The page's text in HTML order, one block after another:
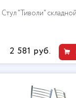
Стул "Тиволи" складной
2 581 руб.